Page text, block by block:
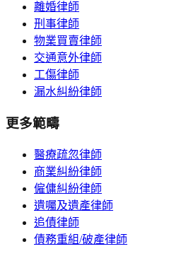
離婚律師
刑事律師
物業買賣律師
交通意外律師
工傷律師
漏水糾紛律師
更多範疇
醫療疏忽律師
商業糾紛律師
僱傭糾紛律師
遺囑及遺產律師
追債律師
債務重組/破產律師